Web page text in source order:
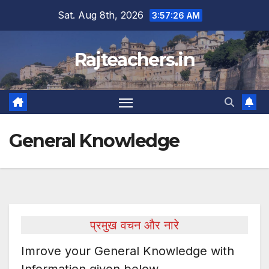
Sat. Aug 8th, 2026 3:57:27 AM
Rajteachers.in
General Knowledge
प्रमुख वचन और नारे
Imrove your General Knowledge with